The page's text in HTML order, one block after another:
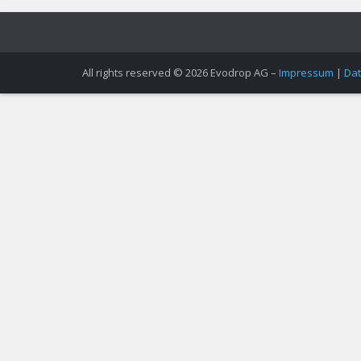
All rights reserved © 2026 Evodrop AG – Impressum |